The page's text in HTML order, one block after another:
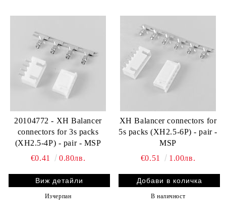
20104772 - XH Balancer
connectors for 3s packs
(XH2.5-4P) - pair - MSP
€0.41
0.80лв.
Виж детайли
Изчерпан
XH Balancer connectors for
5s packs (XH2.5-6P) - pair -
MSP
€0.51
1.00лв.
В наличност